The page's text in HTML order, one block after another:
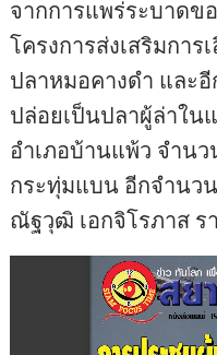
จากการแพร่ระบาดข
โครงการส่งเสริมกา
ปลาหมอคางดำ และ
ปล่อยเป็นปลาผู้ล่าใ
อำเภอบ้านแพ้ว จำนว
กระทุ่มแบน อีกจำนว
ณัฐวุฒิ เอกจิโรภาส ร